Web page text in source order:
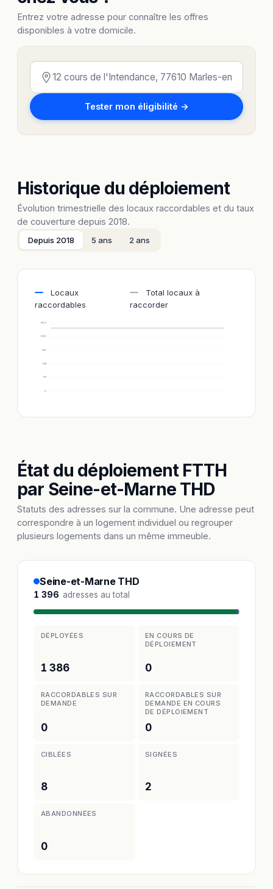
Entrez votre adresse pour connaître les offres
disponibles à votre domicile.
Tester mon éligibilité →
Historique du déploiement
Évolution trimestrielle des locaux raccordables et du taux
de couverture depuis 2018.
Depuis 2018 5 ans 2 ans
Locaux
raccordables
Total locaux à
raccorder
0
172
344
516
688
860
État du déploiement FTTH
par Seine-et-Marne THD
Statuts des adresses sur la commune. Une adresse peut
correspondre à un logement individuel ou regrouper
plusieurs logements dans un même immeuble.
Seine-et-Marne THD
1 396 adresses au total
DÉPLOYÉES
1 386
EN COURS DE
DÉPLOIEMENT
0
RACCORDABLES SUR
DEMANDE
0
RACCORDABLES SUR
DEMANDE EN COURS
DE DÉPLOIEMENT
0
CIBLÉES
8
SIGNÉES
2
ABANDONNÉES
0